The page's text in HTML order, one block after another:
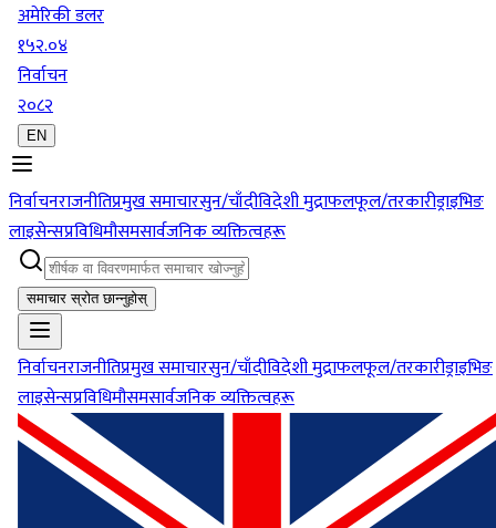
अमेरिकी डलर
१५२.०४
निर्वाचन
२०८२
EN
निर्वाचनराजनीतिप्रमुख समाचारसुन/चाँदीविदेशी मुद्राफलफूल/तरकारीड्राइभिङ
लाइसेन्सप्रविधिमौसमसार्वजनिक व्यक्तित्वहरू
समाचार स्रोत छान्नुहोस्
निर्वाचनराजनीतिप्रमुख समाचारसुन/चाँदीविदेशी मुद्राफलफूल/तरकारीड्राइभिङ
लाइसेन्सप्रविधिमौसमसार्वजनिक व्यक्तित्वहरू